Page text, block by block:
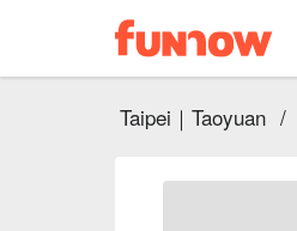
Taipei｜Taoyuan /